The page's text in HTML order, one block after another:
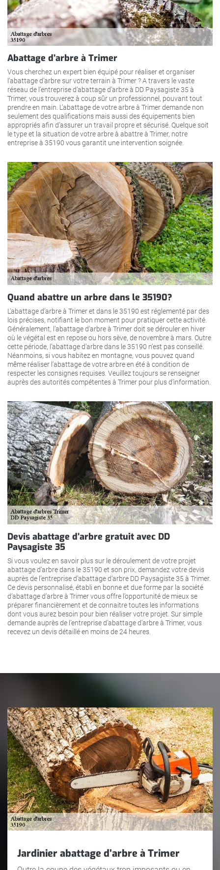
Abattage d’arbre à Trimer
Vous cherchez un expert bien équipé pour réaliser et organiser
l’abattage d’arbre sur votre terrain à Trimer ? A travers le vaste
réseau de l’entreprise d’abattage d’arbre à DD Paysagiste 35 à
Trimer, vous trouverez à coup sûr un professionnel, pouvant tout
prendre en main. L’abattage de votre arbre à Trimer demande non
seulement des qualifications mais aussi des équipements bien
appropriés afin d’assurer un travail propre et sécurisé. Quelque soit
le type et la situation de votre arbre à abattre à Trimer, notre
entreprise à 35190 vous garantit une intervention soignée.
Quand abattre un arbre dans le 35190?
L’abattage d’arbre à Trimer et dans le 35190 est réglementé par des
lois précises, notifiant le bon moment pour pratiquer cette activité.
Généralement, l’abattage d’arbre à Trimer doit se dérouler en hiver
où le végétal est en repose ou hors sève, de novembre à mars. Outre
cette période, l’abattage d’arbre dans le 35190 n’est pas conseillé.
Néanmoins, si vous habitez en montagne, vous pouvez quand
même réaliser l’abattage de votre arbre en été à condition de
respecter les consignes requises. Veuillez toujours se renseigner
auprès des autorités compétentes à Trimer pour plus d’information.
Devis abattage d’arbre gratuit avec DD
Paysagiste 35
Si vous voulez en savoir plus sur le déroulement de votre projet
abattage d’arbre dans le 35190 et son prix, demandez votre devis
auprès de l’entreprise d’abattage d’arbre DD Paysagiste 35 à Trimer.
Ce devis personnalisé, établi en bonne et due forme par la société
d’abattage d’arbre à Trimer vous offre l’opportunité de mieux se
préparer financièrement et de connaitre toutes les informations
dont vous aurez besoin pour bien réaliser votre projet. Sur simple
demande auprès de l’entreprise d’abattage d’arbre à Trimer, vous
recevez un devis détaillé en moins de 24 heures.
Jardinier abattage d’arbre à Trimer